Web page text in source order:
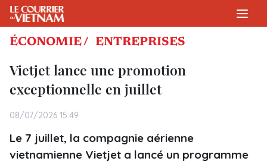
ÉCONOMIE / ENTREPRISES
Vietjet lance une promotion
exceptionnelle en juillet
08/07/2026 15:49
Le 7 juillet, la compagnie aérienne
vietnamienne Vietjet a lancé un programme